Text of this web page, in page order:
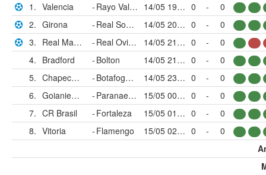
1. Valencia - Rayo Vallecano 14/05 19:00 0 -
0
2. Girona - Real Sociedad 14/05 20:00 0 -
0
3.
Real Madrid - Real Oviedo 14/05 21:30 0 -
0
4. Bradford -Bolton 14/05 21:00 0 -
0
5.
Chapecoense - Botafogo RJ 14/05 23:00 0 -
0
6.
Goianiense - Paranaense 15/05 00:00 0 -
0
7. CR Brasil -Fortaleza 15/05 01:00 0 -
0
8. Vitoria -Flamengo 15/05 02:30 0 -
0